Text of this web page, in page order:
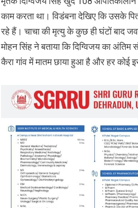
काम करता था। विडंबना देखिए कि उसके
रहे हैं। चाचा की मृत्यु के कुछ ही घंटों बाद
मोहन सिंह ने बताया कि दिग्विजय का अंतिम
कैरा गांव में मातम छाया हुआ है और हर कोई